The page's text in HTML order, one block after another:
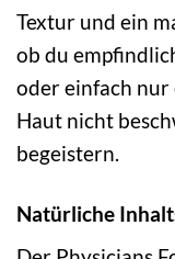
Textur und ein
ob du
oder einfach nur
Haut nicht
begeistern.
Natürliche